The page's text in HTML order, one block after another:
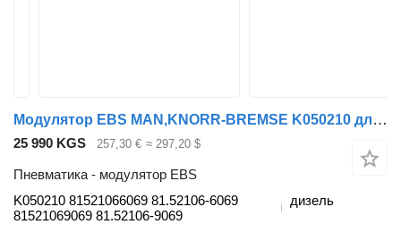
Модулятор EBS MAN,KNORR-BREMSE K050210 для тягача MAN TGL, TGM, TGS, TGX (2005-2021)
25 990 KGS 257,30 € ≈ 297,20 $
Пневматика - модулятор EBS
K050210 81521066069 81.52106-6069
81521069069 81.52106-9069
дизель